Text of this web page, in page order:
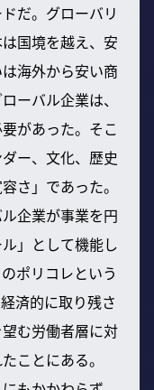
だ。グローバリ
国境を越え、安
海外から安い商
ーバル企業は、
があった。そこ
ー、文化、歴史
さ」であった。
企業が事業を円
」として機能し
ポリコレという
済的に取り残さ
む労働者層に対
ことにある。